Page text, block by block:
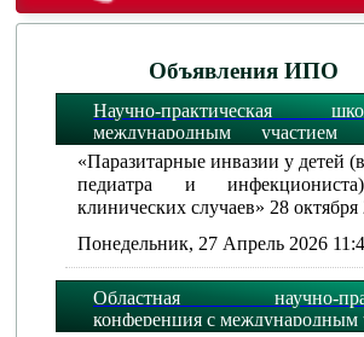
Объявления ИПО
Научно-практическая
международным участием
огни»:
«Паразитарные инвазии у детей
педиатра и
клинических случаев» 28
Понедельник, 27 Апрель 2026
Областная научно-
конференция с международным